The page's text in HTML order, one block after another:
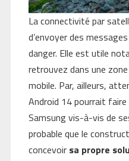
La connectivité par
d’envoyer des
danger. Elle est utile
retrouvez dans une
mobile. Par, ailleurs,
Android 14 pourrait
Samsung vis-à-vis de
probable que le
concevoir sa propre